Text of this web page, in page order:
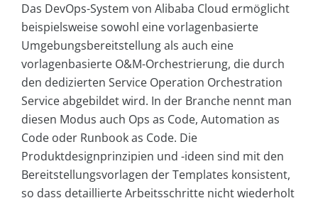
Das DevOps-System von Alibaba Cloud ermöglicht
beispielsweise sowohl eine vorlagenbasierte
Umgebungsbereitstellung als auch eine
vorlagenbasierte O&M-Orchestrierung, die durch
den dedizierten Service Operation Orchestration
Service abgebildet wird. In der Branche nennt man
diesen Modus auch Ops as Code, Automation as
Code oder Runbook as Code. Die
Produktdesignprinzipien und -ideen sind mit den
Bereitstellungsvorlagen der Templates konsistent,
so dass detaillierte Arbeitsschritte nicht wiederholt